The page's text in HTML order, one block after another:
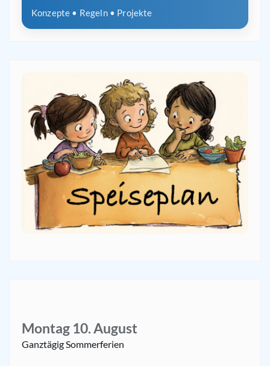
Konzepte • Regeln • Projekte
Montag 10.August
GanztägigSommerferien